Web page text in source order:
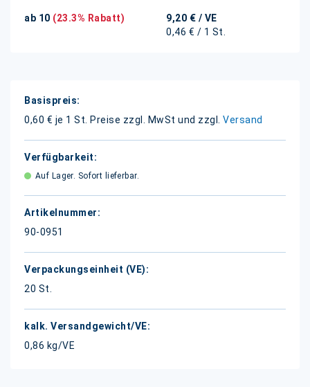
ab 10 (23.3% Rabatt) 9,20 € / VE
0,46 € / 1 St.
Weitere
Informationen
0,60 € je 1 St. Preise zzgl. MwSt und zzgl. Versand
Auf Lager. Sofort lieferbar.
90-0951
20 St.
0,86 kg/VE